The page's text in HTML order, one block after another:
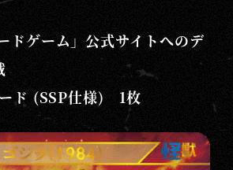
ドゲーム」公式サイトへのデ
ド (SSP仕様) 1枚